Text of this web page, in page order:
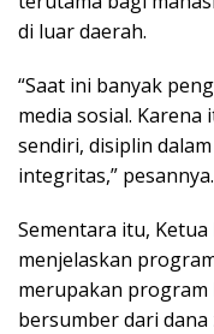
di luar daerah.
“Saat ini banyak
media sosial.
sendiri, disiplin
integritas,” pesannya.
Sementara itu,
menjelaskan
merupakan
bersumber dari dana